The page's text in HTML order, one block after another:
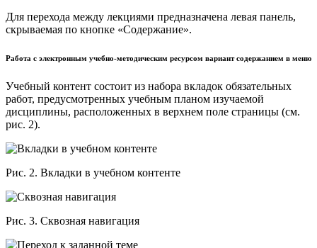
Для перехода между лекциями предназначена левая панель,
скрываемая по кнопке «Содержание».
Работа с электронным учебно-методическим ресурсом вариант содержанием в меню
Учебный контент состоит из набора вкладок обязательных
работ, предусмотренных учебным планом изучаемой
дисциплины, расположенных в верхнем поле страницы (см.
рис. 2).
Рис. 2. Вкладки в учебном контенте
Рис. 3. Сквозная навигация